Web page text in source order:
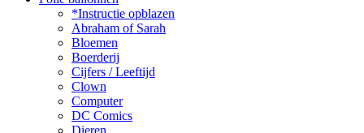
*Instructie opblazen
Abraham of Sarah
Bloemen
Boerderij
Cijfers / Leeftijd
Clown
Computer
DC Comics
Dieren.